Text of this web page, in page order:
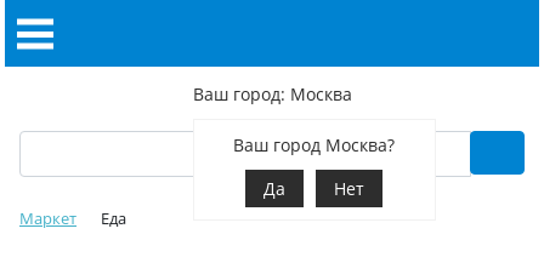
Ваш город: Москва
Ваш город Москва?
Да
Нет
Маркет Еда